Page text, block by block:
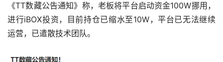
《TT数藏公告通知》称，老板将平台启动资金100W挪用，
进行iBOX投资，目前持仓已缩水至10W，平台已无法继续
运营，已遣散技术团队。